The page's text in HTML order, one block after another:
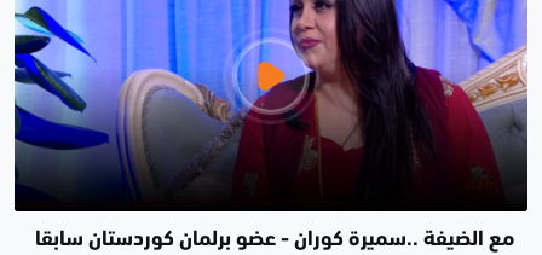
مع الضيفة ..سميرة كوران - عضو برلمان كوردستان سابقا